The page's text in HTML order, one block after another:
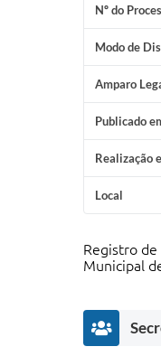
Nº do
Modo de
Amparo
Publicado
Realização
Local
Registro de
Municipal